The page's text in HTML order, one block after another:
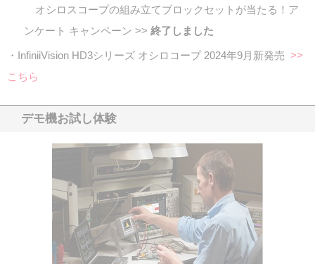
オシロスコープの組み立てブロックセットが当たる！ア
ンケート キャンペーン >> 終了しました
・InfiniiVision HD3シリーズ オシロコープ 2024年9月新発売 >>
こちら
デモ機お試し体験